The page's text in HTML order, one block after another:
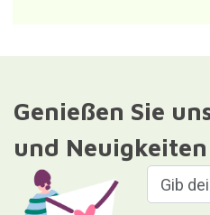
Genießen Sie
und Neuigkeiten